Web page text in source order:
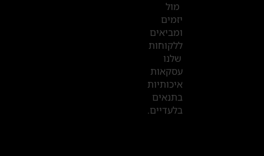
מול
יזמים
ומביאים
ללקוחות
שלנו
עסקאות
איכותיות
בתנאים
בלעדיים.